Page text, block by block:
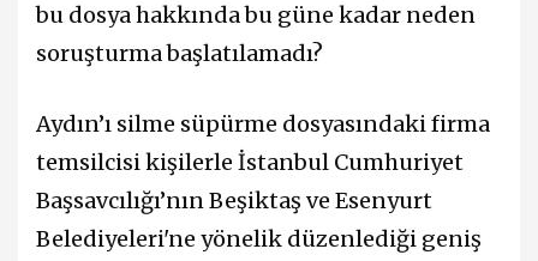
bu dosya hakkında bu güne kadar neden
soruşturma başlatılamadı?
Aydın’ı silme süpürme dosyasındaki firma
temsilcisi kişilerle İstanbul Cumhuriyet
Başsavcılığı’nın Beşiktaş ve Esenyurt
Belediyeleri'ne yönelik düzenlediği geniş